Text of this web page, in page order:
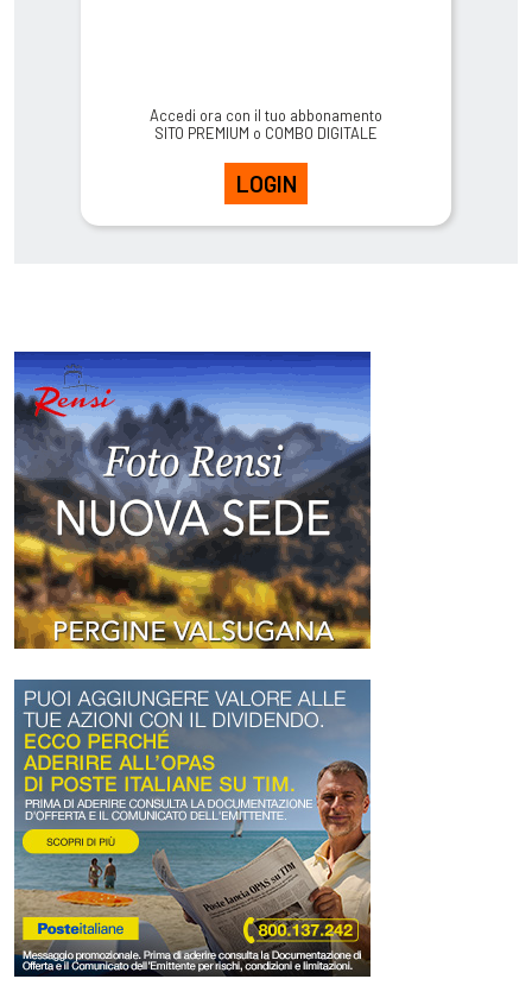
Accedi ora con il tuo abbonamento
SITO PREMIUM o COMBO DIGITALE
LOGIN